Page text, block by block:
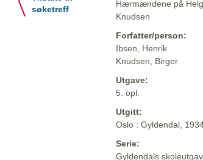
søketreff
Hærmændene på
Knudsen
Forfatter/person:
Ibsen, Henrik
Knudsen, Birger
Utgave:
5. opl.
Utgitt:
Oslo : Gyldendal,
Serie:
Gyldendals